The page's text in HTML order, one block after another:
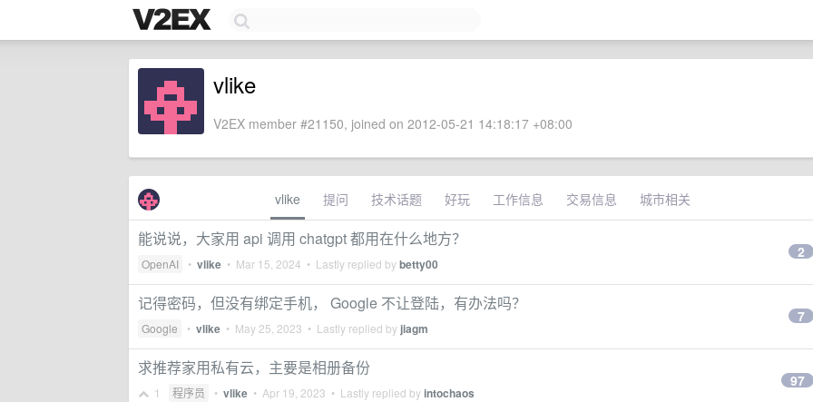
vlike
V2EX member #21150, joined on 2012-05-21 14:18:17 +08:00
vlike 提问 技术话题 好玩 工作信息 交易信息 城市相关
能说说，大家用 api 调用 chatgpt 都用在什么地方？
OpenAI • vlike • Mar 15, 2024 • Lastly replied bybetty00
2
记得密码，但没有绑定手机， Google 不让登陆，有办法吗？
Google • vlike • May 25, 2023 • Lastly replied by jiagm
7
求推荐家用私有云，主要是相册备份
1 程序员 • vlike • Apr 19, 2023 • Lastly replied byintochaos
97